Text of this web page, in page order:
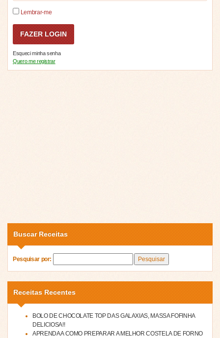
Lembrar-me
Esqueci minha senha
Quero me registrar
Buscar Receitas
Pesquisar por:
Receitas Recentes
BOLO DE CHOCOLATE TOP DAS GALAXIAS, MASSA FOFINHA
DELICIOSA!!
APRENDA A COMO PREPARAR A MELHOR COSTELA DE FORNO